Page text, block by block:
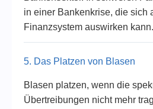
in einer Bankenkrise, die sich
Finanzsystem auswirken kann.
5. Das Platzen von Blasen
Blasen platzen, wenn die
Übertreibungen nicht mehr